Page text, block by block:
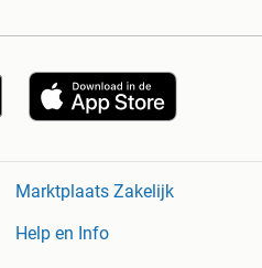
Marktplaats Zakelijk
Help en Info